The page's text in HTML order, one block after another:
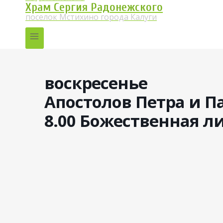
Храм Сергия Радонежского
поселок Мстихино города Калуги
воскресенье
Апостолов Петра и
8.00 Божественная